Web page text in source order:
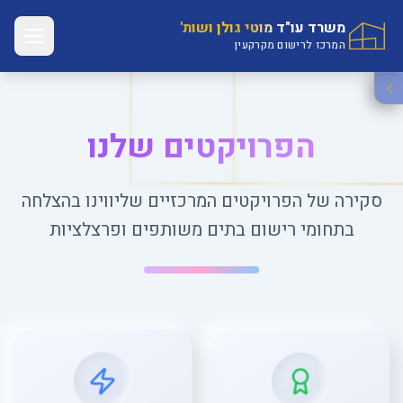
משרד עו"ד מוטי גולן ושות'
המרכז לרישום מקרקעין
הפרויקטים שלנו
סקירה של הפרויקטים המרכזיים שליווינו בהצלחה
בתחומי רישום בתים משותפים ופרצלציות